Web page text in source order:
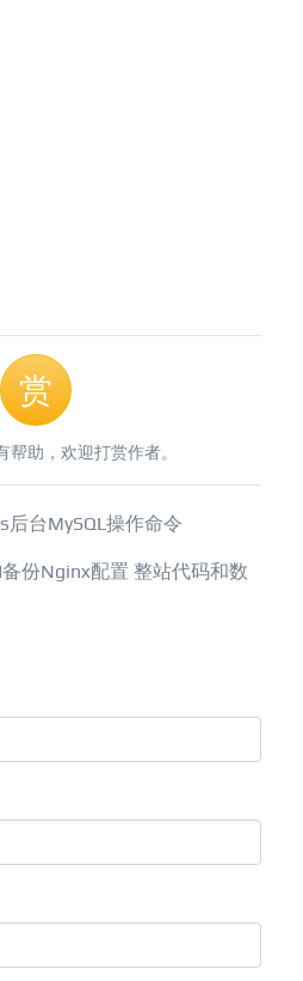
赏
帮助，欢迎打赏作者。
台MySQL操作命令
份Nginx配置 整站代码和数